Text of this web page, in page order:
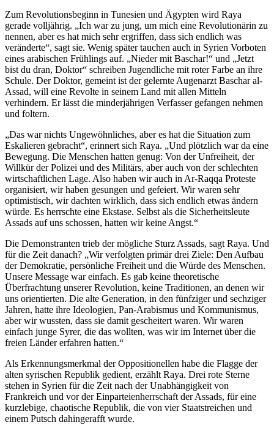
Zum Revolutionsbeginn in Tunesien und Ägypten wird Raya
gerade volljährig. „Ich war zu jung, um mich eine Revolutionärin zu
nennen, aber es hat mich sehr ergriffen, dass sich endlich was
veränderte“, sagt sie. Wenig später tauchen auch in Syrien Vorboten
eines arabischen Frühlings auf. „Nieder mit Baschar!“ und „Jetzt
bist du dran, Doktor“ schreiben Jugendliche mit roter Farbe an ihre
Schule. Der Doktor, gemeint ist der gelernte Augenarzt Baschar al-
Assad, will eine Revolte in seinem Land mit allen Mitteln
verhindern. Er lässt die minderjährigen Verfasser gefangen nehmen
und foltern.
„Das war nichts Ungewöhnliches, aber es hat die Situation zum
Eskalieren gebracht“, erinnert sich Raya. „Und plötzlich war da eine
Bewegung. Die Menschen hatten genug: Von der Unfreiheit, der
Willkür der Polizei und des Militärs, aber auch von der schlechten
wirtschaftlichen Lage. Also haben wir auch in Ar-Raqqa Proteste
organisiert, wir haben gesungen und gefeiert. Wir waren sehr
optimistisch, wir dachten wirklich, dass sich endlich etwas ändern
würde. Es herrschte eine Ekstase. Selbst als die Sicherheitsleute
Assads auf uns schossen, hatten wir keine Angst.“
Die Demonstranten trieb der mögliche Sturz Assads, sagt Raya. Und
für die Zeit danach? „Wir verfolgten primär drei Ziele: Den Aufbau
der Demokratie, persönliche Freiheit und die Würde des Menschen.
Unsere Message war einfach. Es gab keine theoretische
Überfrachtung unserer Revolution, keine Traditionen, an denen wir
uns orientierten. Die alte Generation, in den fünfziger und sechziger
Jahren, hatte ihre Ideologien, Pan-Arabismus und Kommunismus,
aber wir wussten, dass sie damit gescheitert waren. Wir waren
einfach junge Syrer, die das wollten, was wir im Internet über die
freien Länder erfahren hatten.“
Als Erkennungsmerkmal der Oppositionellen habe die Flagge der
alten syrischen Republik gedient, erzählt Raya. Drei rote Sterne
stehen in Syrien für die Zeit nach der Unabhängigkeit von
Frankreich und vor der Einparteienherrschaft der Assads, für eine
kurzlebige, chaotische Republik, die von vier Staatstreichen und
einem Putsch dahingerafft wurde.